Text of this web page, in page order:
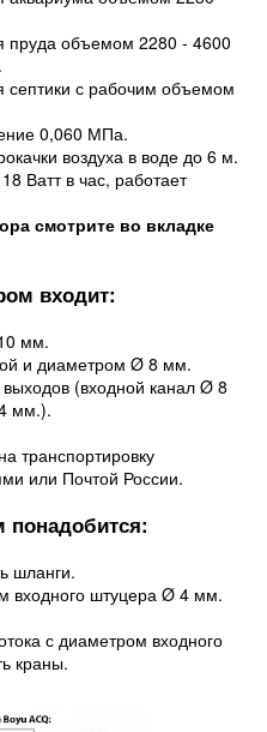
пруда объемом 2280 - 4600
септики с рабочим объемом
0,060 МПа.
воздуха в воде до 6 м.
Ватт в час, работает
смотрите во вкладке
входит:
мм.
и диаметром Ø 8 мм.
выходов (входной канал Ø 8
мм.).
транспортировку
или Почтой России.
понадобится:
шланги.
входного штуцера Ø 4 мм.
с диаметром входного
краны.